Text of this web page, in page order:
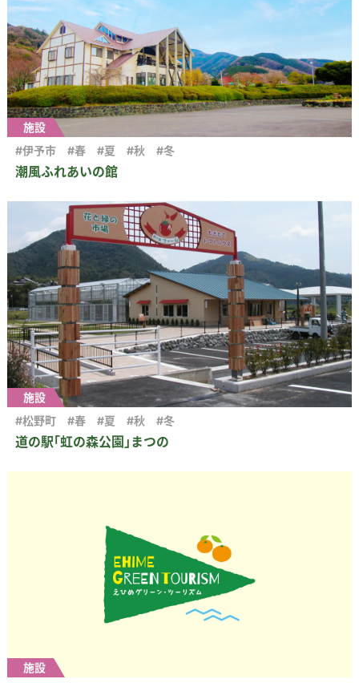
施設
潮風ふれあいの館
#伊予市 #春 #夏 #秋 #冬
施設
道の駅｢虹の森公園｣まつの
#松野町 #春 #夏 #秋 #冬
施設